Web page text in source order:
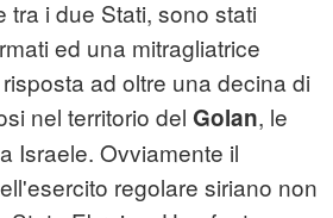
tra i due Stati, sono stati
ed una mitragliatrice
ad oltre una decina di
nel territorio del Golan, le
Israele. Ovviamente il
regolare siriano non